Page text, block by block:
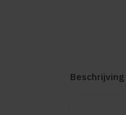
Beschrijving